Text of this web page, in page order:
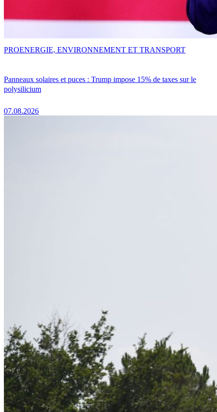
Panneaux solaires et puces : Trump impose 15% de taxes sur le
polysilicium
07.08.2026
PROENERGIE, ENVIRONNEMENT ET TRANSPORT